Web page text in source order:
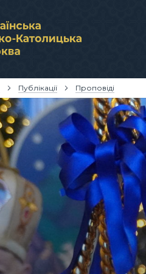
Публікації Проповіді